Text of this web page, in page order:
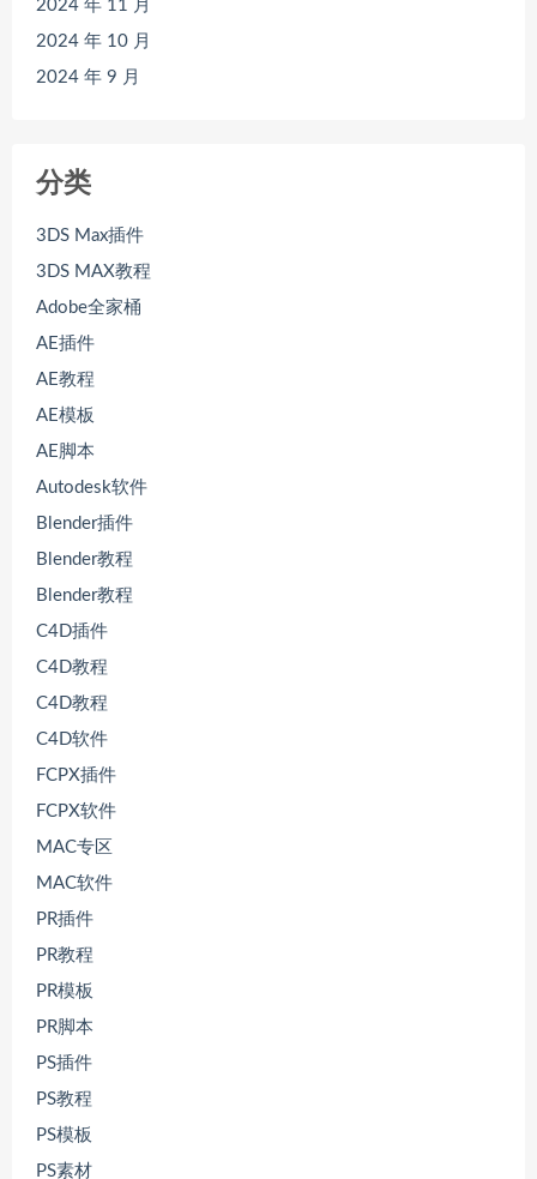
2024 年 11 月
2024 年 10 月
2024 年 9 月
分类
3DS Max插件
3DS MAX教程
Adobe全家桶
AE插件
AE教程
AE模板
AE脚本
Autodesk软件
Blender插件
Blender教程
Blender教程
C4D插件
C4D教程
C4D教程
C4D软件
FCPX插件
FCPX软件
MAC专区
MAC软件
PR插件
PR教程
PR模板
PR脚本
PS插件
PS教程
PS模板
PS素材